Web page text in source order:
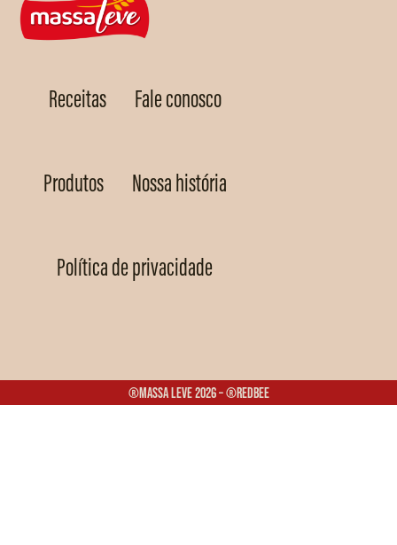
Receitas Fale conosco
Produtos Nossa história
Política de privacidade
®Massa Leve 2026 – ®Redbee